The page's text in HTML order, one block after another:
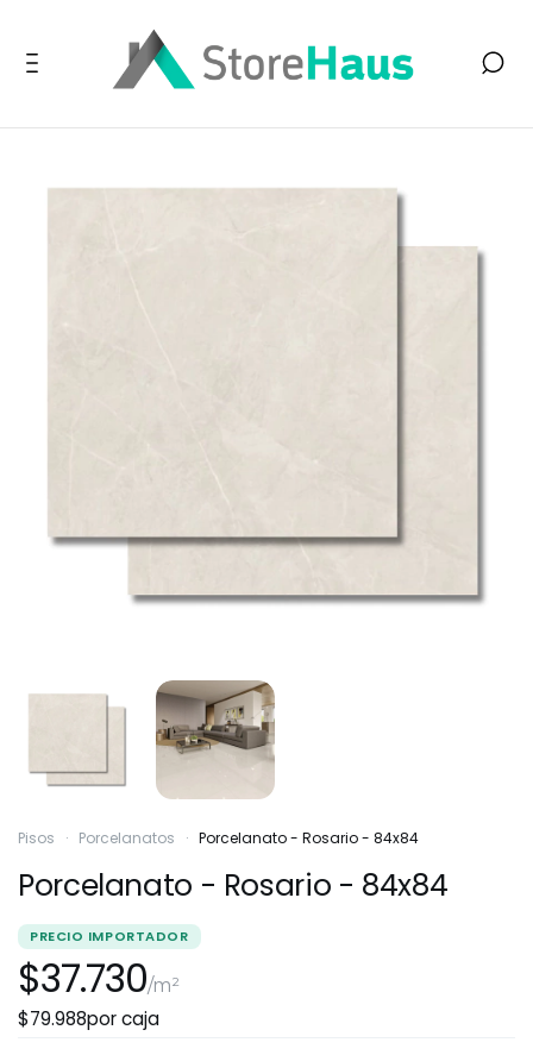
Pisos · Porcelanatos · Porcelanato - Rosario - 84x84
Porcelanato - Rosario - 84x84
PRECIO IMPORTADOR
$37.730/m²
$79.988por caja